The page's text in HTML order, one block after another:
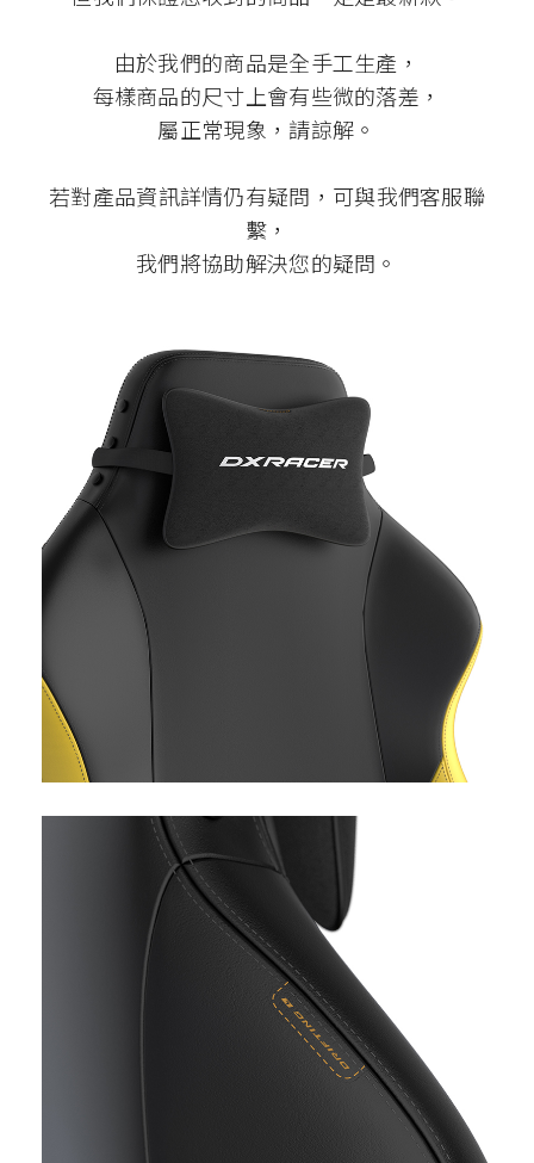
由於我們的商品是全手工生產，
每樣商品的尺寸上會有些微的落差，
屬正常現象，請諒解。
若對產品資訊詳情仍有疑問，可與我們客服聯
繫，
我們將協助解決您的疑問。